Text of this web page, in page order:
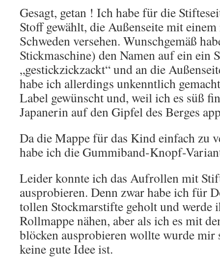
Gesagt, getan ! Ich habe für die
Stoff gewählt, die Außenseite mit
Schweden versehen. Wunschgemäß
Stickmaschine) den Namen auf ein ein
„gestickzickzackt“ und an die
habe ich allerdings unkenntlich
Label gewünscht und, weil ich es süß
Japanerin auf den Gipfel des Berges
Da die Mappe für das Kind einfach zu
habe ich die Gummiband-Knopf-
Leider konnte ich das Aufrollen mit
ausprobieren. Denn zwar habe ich für
tollen Stockmarstifte geholt und werde
Rollmappe nähen, aber als ich es mit
blöcken ausprobieren wollte wurde mir
keine gute Idee ist.